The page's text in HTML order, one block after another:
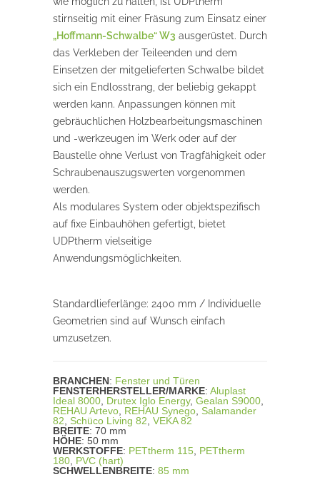
stirnseitig mit einer Fräsung zum Einsatz einer
„Hoffmann-Schwalbe“ W3 ausgerüstet. Durch
das Verkleben der Teileenden und dem
Einsetzen der mitgelieferten Schwalbe bildet
sich ein Endlosstrang, der beliebig gekappt
werden kann. Anpassungen können mit
gebräuchlichen Holzbearbeitungsmaschinen
und -werkzeugen im Werk oder auf der
Baustelle ohne Verlust von Tragfähigkeit oder
Schraubenauszugswerten vorgenommen
werden.
Als modulares System oder objektspezifisch
auf fixe Einbauhöhen gefertigt, bietet
UDPtherm vielseitige
Anwendungsmöglichkeiten.
Standardlieferlänge: 2400 mm / Individuelle
Geometrien sind auf Wunsch einfach
umzusetzen.
BRANCHEN: Fenster und Türen
FENSTERHERSTELLER/MARKE: Aluplast
Ideal 8000 Drutex Iglo Energy, Gealan S9000
REHAU Artevo REHAU Synego Salamander
82
Schüco Living 82 VEKA 82
BREITE: 70 mm
HÖHE: 50 mm
WERKSTOFFE: PETtherm 115 PETtherm
180 PVC (hart)
SCHWELLENBREITE: 85 mm